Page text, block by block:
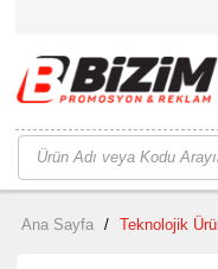
Ana Sayfa / Teknolojik